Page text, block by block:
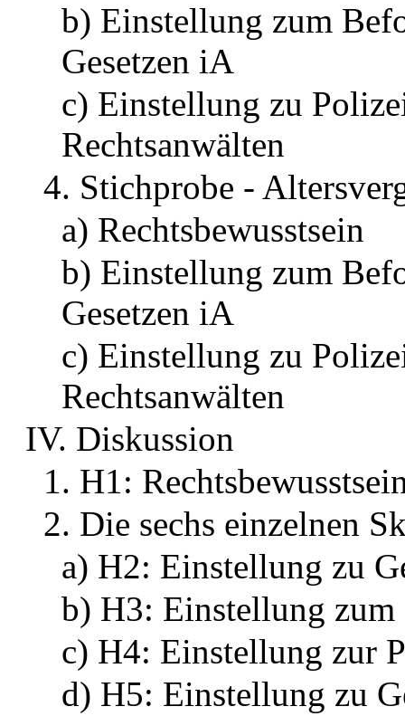
b) Einstellung zum
Gesetzen iA
c) Einstellung zu
Rechtsanwälten
4. Stichprobe -
a) Rechtsbewusstsein
b) Einstellung zum
Gesetzen iA
c) Einstellung zu
Rechtsanwälten
IV. Diskussion
1. H1:
2. Die sechs einzelnen
a) H2: Einstellung zu
b) H3: Einstellung zum
c) H4: Einstellung zur
d) H5: Einstellung zu